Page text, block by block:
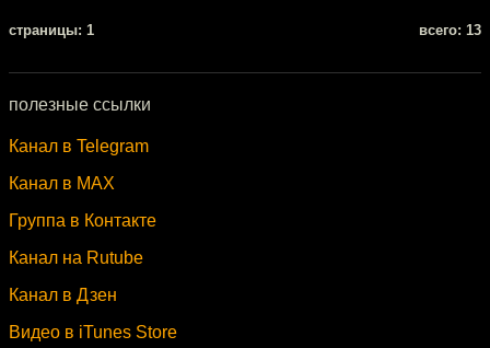
cтраницы: 1 всего: 13
полезные ссылки
Канал в Telegram
Канал в MAX
Группа в Контакте
Канал на Rutube
Канал в Дзен
Видео в iTunes Store